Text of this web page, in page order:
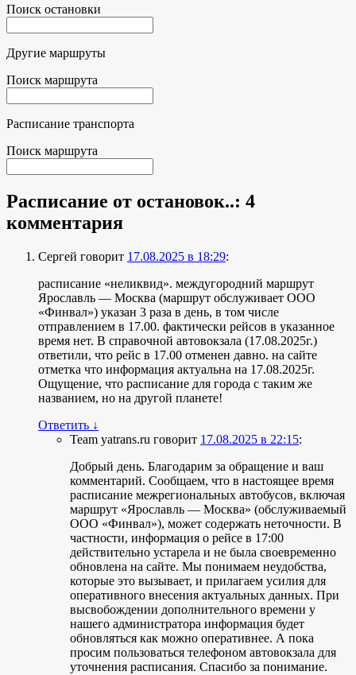
Поиск остановки
Другие маршруты
Поиск маршрута
Расписание транспорта
Поиск маршрута
Расписание от остановок..: 4
комментария
Сергей говорит 17.08.2025 в 18:29:
расписание «неликвид». междугородний маршрут
Ярославль — Москва (маршрут обслуживает ООО
«Финвал») указан 3 раза в день, в том числе
отправлением в 17.00. фактически рейсов в указанное
время нет. В справочной автовокзала (17.08.2025г.)
ответили, что рейс в 17.00 отменен давно. на сайте
отметка что информация актуальна на 17.08.2025г.
Ощущение, что расписание для города с таким же
названием, но на другой планете!
Ответить ↓
Team yatrans.ru говорит 17.08.2025 в 22:15:
Добрый день. Благодарим за обращение и ваш
комментарий. Сообщаем, что в настоящее время
расписание межрегиональных автобусов, включая
маршрут «Ярославль — Москва» (обслуживаемый
ООО «Финвал»), может содержать неточности. В
частности, информация о рейсе в 17:00
действительно устарела и не была своевременно
обновлена на сайте. Мы понимаем неудобства,
которые это вызывает, и прилагаем усилия для
оперативного внесения актуальных данных. При
высвобождении дополнительного времени у
нашего администратора информация будет
обновляться как можно оперативнее. А пока
просим пользоваться телефоном автовокзала для
уточнения расписания. Спасибо за понимание.